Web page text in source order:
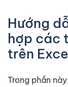
Hướng
hợp các
trên
Trong phần